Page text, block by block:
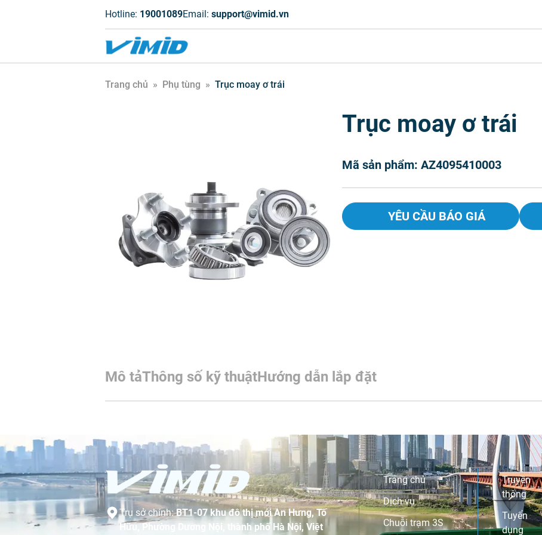
Hotline: 19001089Email: support@vimid.vn
Trang chủ » Phụ tùng » Trục moay ơ trái
Trục moay ơ trái
Mã sản phẩm: AZ4095410003
YÊU CẦU BÁO GIÁ
Mô tảThông số kỹ thuậtHướng dẫn lắp đặt
Trụ sở chính:BT1-07 khu đô thị mới An Hưng, Tố
Hữu, Phường Dương Nội, thành phố Hà Nội, Việt
Trang chủ
Dịch vụ
Chuỗi trạm 3S
Truyền
thông
Tuyển
dụng